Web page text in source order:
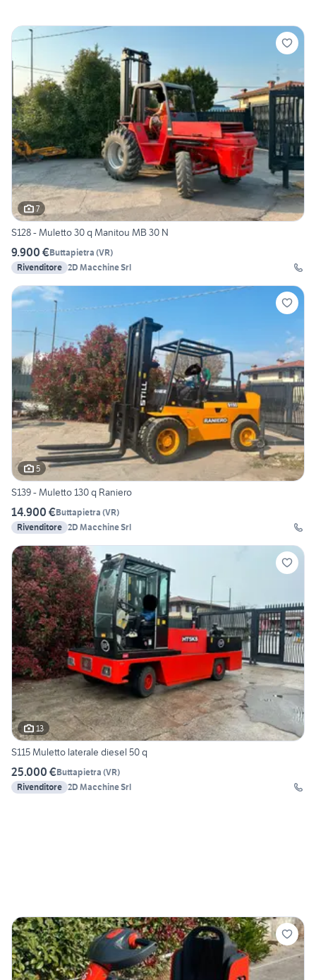
7
S128 - Muletto 30 q Manitou MB 30 N
9.900 €Buttapietra (VR)
Rivenditore 2D Macchine Srl
5
S139 - Muletto 130 q Raniero
14.900 €Buttapietra (VR)
Rivenditore 2D Macchine Srl
13
S115 Muletto laterale diesel 50 q
25.000 €Buttapietra (VR)
Rivenditore 2D Macchine Srl